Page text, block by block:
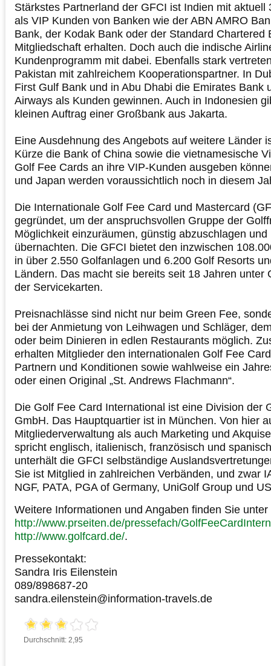
Stärkstes Partnerland der GFCI ist Indien mit aktuell
als VIP Kunden von Banken wie der ABN AMRO
Bank, der Kodak Bank oder der Standard Chartered
Mitgliedschaft erhalten. Doch auch die indische
Kundenprogramm mit dabei. Ebenfalls stark
Pakistan mit zahlreichem Kooperationspartner. In
First Gulf Bank und in Abu Dhabi die Emirates Bank
Airways als Kunden gewinnen. Auch in Indonesien
kleinen Auftrag einer Großbank aus Jakarta.
Eine Ausdehnung des Angebots auf weitere Länder
Kürze die Bank of China sowie die vietnamesische
Golf Fee Cards an ihre VIP-Kunden ausgeben
und Japan werden voraussichtlich noch in diesem
Die Internationale Golf Fee Card und Mastercard
gegründet, um der anspruchsvollen Gruppe der
Möglichkeit einzuräumen, günstig abzuschlagen und
übernachten. Die GFCI bietet den inzwischen
in über 2.550 Golfanlagen und 6.200 Golf Resorts
Ländern. Das macht sie bereits seit 18 Jahren unter
der Servicekarten.
Preisnachlässe sind nicht nur beim Green Fee,
bei der Anmietung von Leihwagen und Schläger,
oder beim Dinieren in edlen Restaurants möglich.
erhalten Mitglieder den internationalen Golf Fee
Partnern und Konditionen sowie wahlweise ein
oder einen Original „St. Andrews Flachmann“.
Die Golf Fee Card International ist eine Division der
GmbH. Das Hauptquartier ist in München. Von hier
Mitgliederverwaltung als auch Marketing und
spricht englisch, italienisch, französisch und
unterhält die GFCI selbständige
Sie ist Mitglied in zahlreichen Verbänden, und zwar
NGF, PATA, PGA of Germany, UniGolf Group und
Weitere Informationen und Angaben finden Sie unter
http://www.prseiten.de/pressefach/
http://www.golfcard.de/.
Pressekontakt:
Sandra Iris Eilenstein
089/898687-20
sandra.eilenstein@information-travels.de
Durchschnitt: 2,95